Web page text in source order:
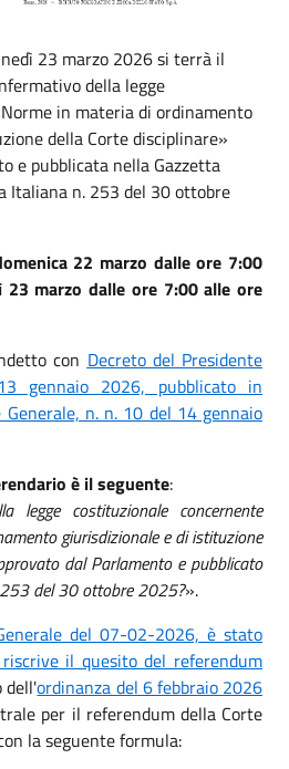
23 marzo 2026 si terrà il
della legge
in materia di ordinamento
della Corte disciplinare»
e pubblicata nella Gazzetta
Italiana n. 253 del 30 ottobre
22 marzo dalle ore 7:00
marzo dalle ore 7:00 alle ore
con Decreto del Presidente
gennaio 2026, pubblicato in
n. n. 10 del 14 gennaio
è il seguente:
legge costituzionale concernente
giurisdizionale e di istituzione
dal Parlamento e pubblicato
del 30 ottobre 2025?».
del 07-02-2026, è stato
il quesito del referendum
dell'ordinanza del 6 febbraio 2026
per il referendum della Corte
la seguente formula: